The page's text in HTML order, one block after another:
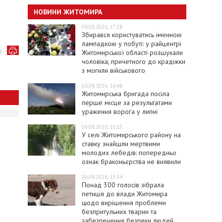
НОВИНИ ЖИТОМИРА
06.08.2026, 17:28
Збирався користуватись іменною
лампадкою у побуті: у райцентрі
Житомирської області розшукали
чоловіка, причетного до крадіжки
з могили військового
06.08.2026, 16:48
Житомирська бригада посіла
перше місце за результатами
ураження ворога у липні
06.08.2026, 16:15
У селі Житомирського району на
ставку знайшли мертвими
молодих лебедів: попередньо
ознак браконьєрства не виявили
06.08.2026, 15:54
Понад 300 голосів зібрала
петиція до влади Житомира
щодо вирішення проблеми
безпритульних тварин та